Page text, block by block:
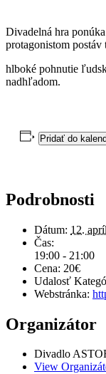
Divadelná hra
protagonistom
hlboké pohnutie
nadhľadom.
Pridať do
Podrobnosti
Dátum: 12.
Čas:
19:00 - 21:00
Cena: 20€
Udalosť
Webstránka:
Organizátor
Divadlo
View